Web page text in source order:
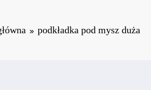
podkładka pod mysz duża